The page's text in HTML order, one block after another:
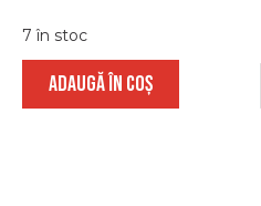
7 în stoc
ADAUGĂ ÎN COȘ